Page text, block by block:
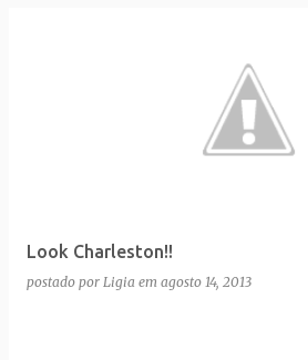
Look Charleston!!
postado por Ligia em agosto 14, 2013